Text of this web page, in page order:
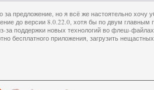
за предложение, но я всё же настоятельно хочу
до версии 8.0.22.0, хотя бы по двум главным
за поддержки новых технологий во флеш-
бесплатного приложения, загрузить